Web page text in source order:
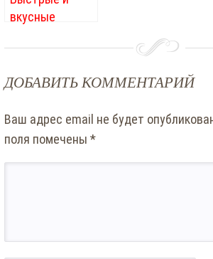
вкусные
пельмени –
современных
ДОБАВИТЬ КОММЕНТАРИЙ
Ваш адрес email не будет
поля помечены *